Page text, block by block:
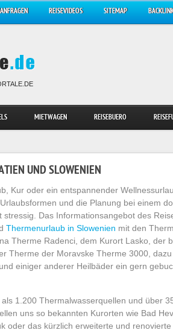
REISEVIDEOS SITEMAP
MIETWAGEN REISEBUERO
UND SLOWENIEN
Kur oder ein entspannender
und die Planung bei einem
stressig. Das Informationsangebot des
Thermenurlaub in Slowenien mit den
Therme Radenci, dem Kurort Lasko, der
Therme der Moravske Therme 3000,
einiger anderer Heilbäder ein gern
1.200 Thermalwasserquellen und über
uns so bekannten Kurorten wie Bad
oder das kürzlich erweiterte und